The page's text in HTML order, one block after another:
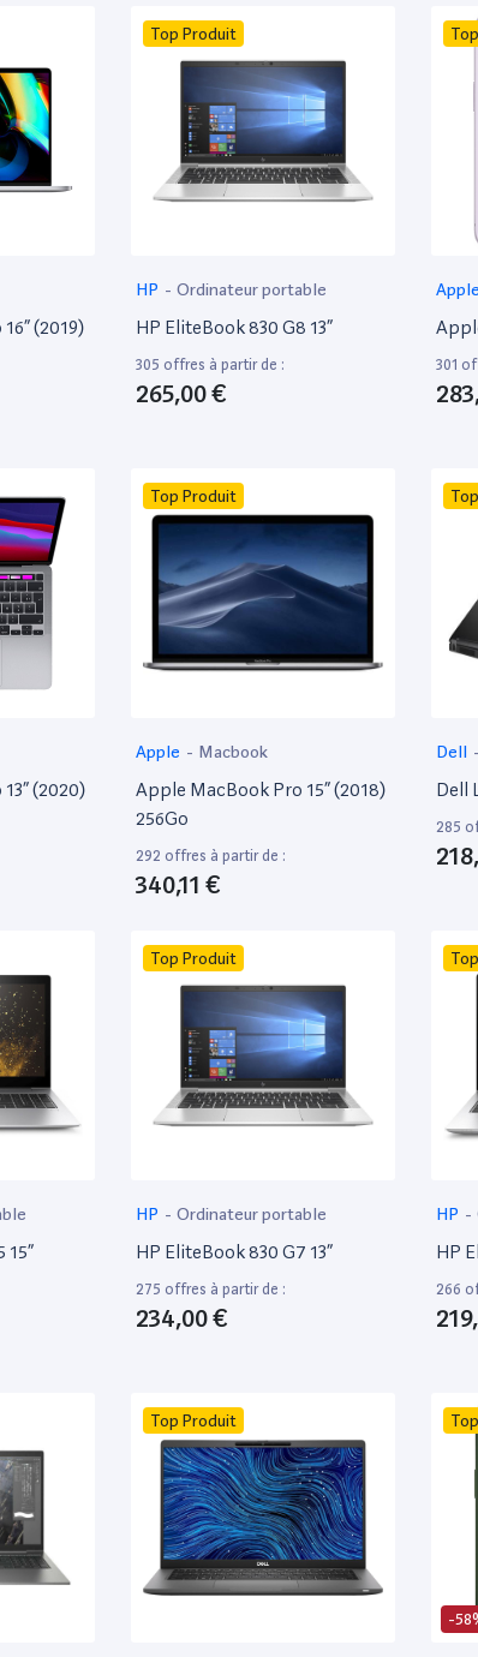
(2019)
Top Produit
HP - Ordinateur portable
HP EliteBook 830 G8 13”
305 offres à partir de :
265,00 €
Apple
301
(2020)
Top Produit
Apple - Macbook
Apple MacBook Pro 15” (2018)
256Go
292 offres à partir de :
340,11 €
Dell -
Dell
285
15”
Top Produit
HP - Ordinateur portable
HP EliteBook 830 G7 13”
275 offres à partir de :
234,00 €
HP -
HP
266
Top Produit
-